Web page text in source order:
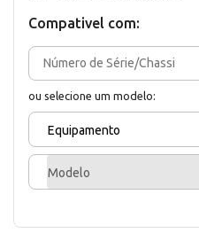
Compativel com:
ou selecione um modelo:
Equipamento
Modelo